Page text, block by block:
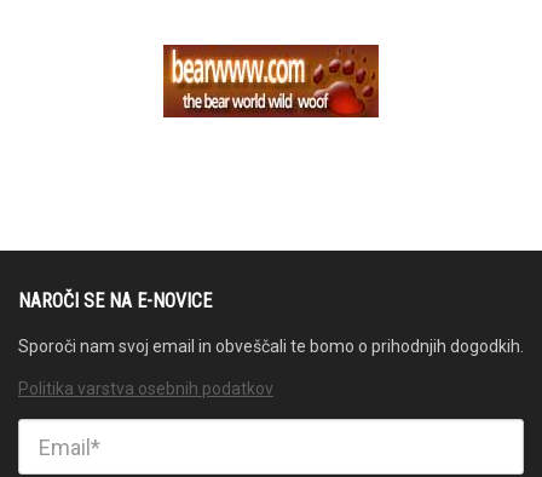
NAROČI SE NA E-NOVICE
Sporoči nam svoj email in obveščali te bomo o prihodnjih dogodkih.
Politika varstva osebnih podatkov